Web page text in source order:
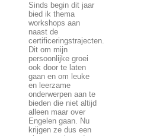
Sinds begin dit jaar
bied ik thema
workshops aan
naast de
certificeringstrajecten.
Dit om mijn
persoonlijke groei
ook door te laten
gaan en om leuke
en leerzame
onderwerpen aan te
bieden die niet altijd
alleen maar over
Engelen gaan. Nu
krijgen ze dus een